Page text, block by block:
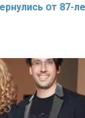
օт 87-